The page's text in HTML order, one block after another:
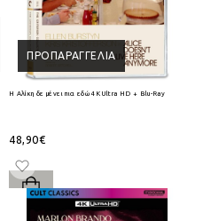
HD + Blu-Ray
ΠΡΟΠΑΡΑΓΓΕΛΊΑ
Η Αλίκη δε μένει πια εδώ 4K Ultra HD + Blu-Ray
48,90€